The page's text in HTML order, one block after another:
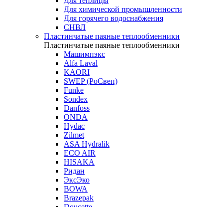
Для химической промышленности
Для горячего водоснабжения
СНВЛ
Пластинчатые паяные теплообменники
Пластинчатые паяные теплообменники
Машимпэкс
Alfa Laval
KAORI
SWEP (РоСвеп)
Funke
Sondex
Danfoss
ONDA
Hydac
Zilmet
ASA Hydralik
ECO AIR
HISAKA
Ридан
ЭксЭко
BOWA
Brazepak